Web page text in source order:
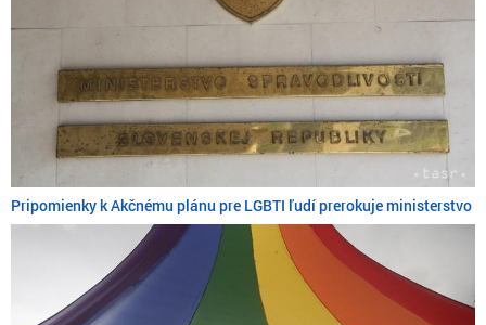
Pripomienky k Akčnému plánu pre LGBTI ľudí prerokuje ministerstvo